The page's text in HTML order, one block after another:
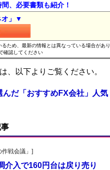
、必要書類も紹介！
オ」▼
ため、最新の情報とは異なっている場合があり
確認してください
、以下よりご覧ください。
だ「おすすめFX会社」人気
戦会議」]
介入で160円台は戻り売り